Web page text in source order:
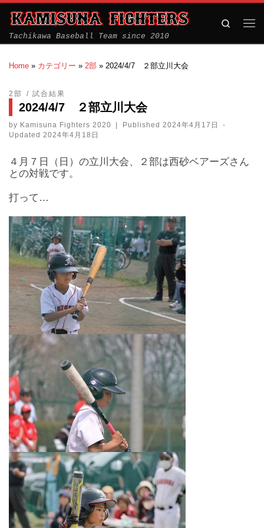
Tachikawa Baseball Team since 2010
Search
Home » カテゴリー » 2部 » 2024/4/7 ２部立川大会
2部 試合結果
2024/4/7 ２部立川大会
by Kamisuna Fighters 2020 Published 2024年4月17日
-
Updated 2024年4月18日
４月７日（日）の立川大会、２部は西砂ベアーズさん
との対戦です。
打って…